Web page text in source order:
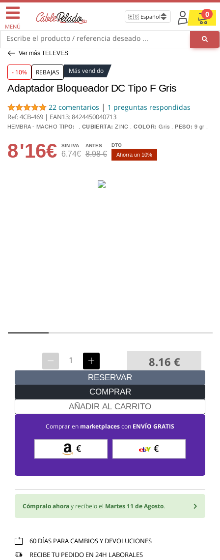
MENÚ
0
Escribe el producto / referencia deseado ...
Ver más TELEVES
- 10% REBAJAS Más vendido
Adaptador Bloqueador DC Tipo F Gris
22 comentarios | 1 preguntas respondidas
Ref: 4CB-469 | EAN13:8424450040713
HEMBRA - MACHO TIPO: CUBIERTA: ZINC COLOR: Gris PESO: 9 gr
8'16€ SIN IVA
6.74€
ANTES
8.98 €
DTO
Ahorra un 10%
8.16 €
RESERVAR
COMPRAR
AÑADIR AL CARRITO
Comprar en marketplacescon ENVÍO GRATIS
€ €
Cómpralo ahoray recíbelo el Martes 11 de Agosto.
60 DÍAS PARA CAMBIOS Y DEVOLUCIONES
RECIBE TU PEDIDO EN 24H LABORALES